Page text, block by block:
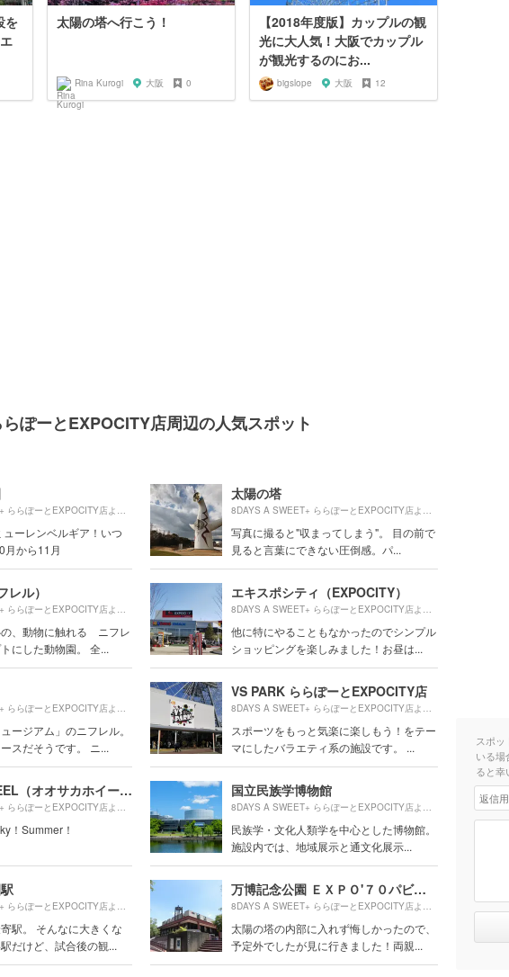
を
太陽の塔へ行こう！
Rina Kurogi 大阪 0
【2018年度版】カップルの観
光に大人気！大阪でカップル
が観光するのにお...
bigslope 大阪 12
ぽーとEXPOCITY店周辺の人気スポット
8DAYS A SWEET+ ららぽーとEXPOCITY店より約 230m（徒歩4分）
ーレンベルギア！いつ
月から11月
太陽の塔
8DAYS A SWEET+ ららぽーとEXPOCITY店より約
写真に撮ると"収まってしまう"。 目の前で
見ると言葉にできない圧倒感。パ...
レル）
8DAYS A SWEET+ ららぽーとEXPOCITY店より約 260m（徒歩5分）
、動物に触れる ニフレ
にした動物園。 全...
エキスポシティ（EXPOCITY）
8DAYS A SWEET+ ららぽーとEXPOCITY店より約
他に特にやることもなかったのでシンプル
ショッピングを楽しみました！お昼は...
8DAYS A SWEET+ ららぽーとEXPOCITY店より約 （徒歩5分）
ージアム」のニフレル。
スだそうです。 ニ...
VS PARK ららぽーとEXPOCITY店
8DAYS A SWEET+ ららぽーとEXPOCITY店より約
スポーツをもっと気楽に楽しもう！をテー
マにしたバラエティ系の施設です。 ...
OSAKA WHEEL（オオサカホイール）
8DAYS A SWEET+ ららぽーとEXPOCITY店より約 270m （徒歩5分）
！Summer！
国立民族学博物館
8DAYS A SWEET+ ららぽーとEXPOCITY店より約 （徒歩
民族学・文化人類学を中心とした博物館。
施設内では、地域展示と通文化展示...
8DAYS A SWEET+ ららぽーとEXPOCITY店より約 490m （徒歩9分）
駅。 そんなに大きくな
だけど、試合後の観...
万博記念公園 ＥＸＰＯ'７０パビリオン
8DAYS A SWEET+ ららぽーとEXPOCITY店より約 （徒歩
太陽の塔の内部に入れず悔しかったので、
予定外でしたが見に行きました！両親...
スポ
いる場
ると幸